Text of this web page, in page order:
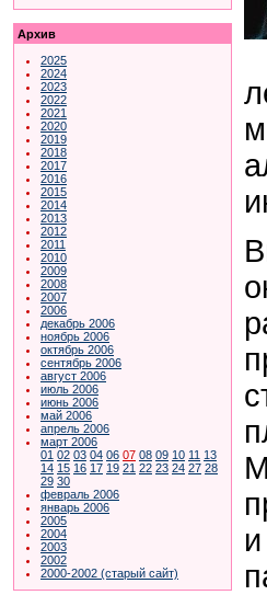
Архив
2025
2024
2023
2022
2021
2020
2019
2018
2017
2016
2015
2014
2013
2012
2011
2010
2009
2008
2007
2006
декабрь 2006
ноябрь 2006
октябрь 2006
сентябрь 2006
август 2006
июль 2006
июнь 2006
май 2006
апрель 2006
март 2006
01 02 03 04 06 07 08 09 10 11 13
14 15 16 17 19 21 22 23 24 27 28
29 30
февраль 2006
январь 2006
2005
2004
2003
2002
2000-2002 (старый сайт)